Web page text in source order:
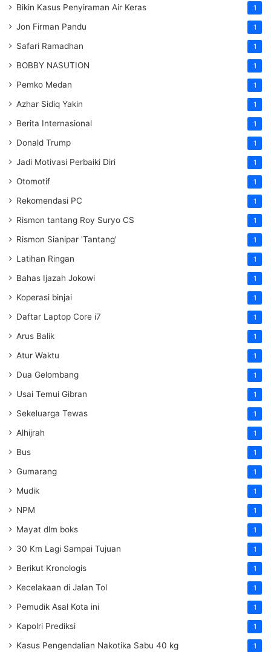
Bikin Kasus Penyiraman Air Keras 1
Jon Firman Pandu 1
Safari Ramadhan 1
BOBBY NASUTION 1
Pemko Medan 1
Azhar Sidiq Yakin 1
Berita Internasional 1
Donald Trump 1
Jadi Motivasi Perbaiki Diri 1
Otomotif 1
Rekomendasi PC 1
Rismon tantang Roy Suryo CS 1
Rismon Sianipar 'Tantang' 1
Latihan Ringan 1
Bahas Ijazah Jokowi 1
Koperasi binjai 1
Daftar Laptop Core i7 1
Arus Balik 1
Atur Waktu 1
Dua Gelombang 1
Usai Temui Gibran 1
Sekeluarga Tewas 1
Alhijrah 1
Bus 1
Gumarang 1
Mudik 1
NPM 1
Mayat dlm boks 1
30 Km Lagi Sampai Tujuan 1
Berikut Kronologis 1
Kecelakaan di Jalan Tol 1
Pemudik Asal Kota ini 1
Kapolri Prediksi 1
Kasus Pengendalian Nakotika Sabu 40 kg 1